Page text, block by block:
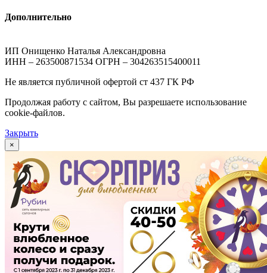
Дополнительно
ИП Онищенко Наталья Александровна
ИНН – 263500871534 ОГРН – 304263515400011
Не является публичной офертой ст 437 ГК РФ
Продолжая работу с сайтом, Вы разрешаете использование
cookie-файлов.
Закрыть
×